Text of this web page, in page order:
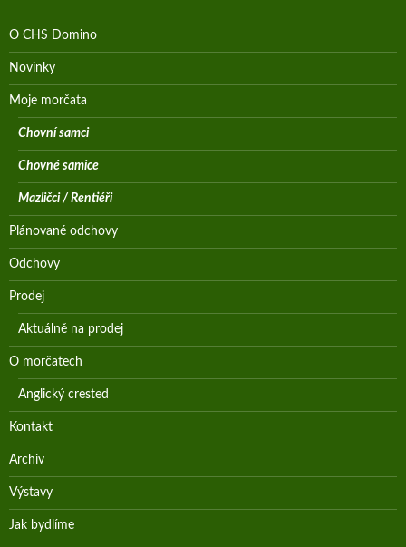
O CHS Domino
Novinky
Moje morčata
Chovní samci
Chovné samice
Mazličci / Rentiéři
Plánované odchovy
Odchovy
Prodej
Aktuálně na prodej
O morčatech
Anglický crested
Kontakt
Archiv
Výstavy
Jak bydlíme